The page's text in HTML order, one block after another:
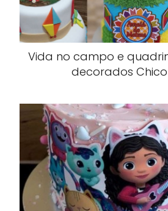
Vida no campo e
decorados